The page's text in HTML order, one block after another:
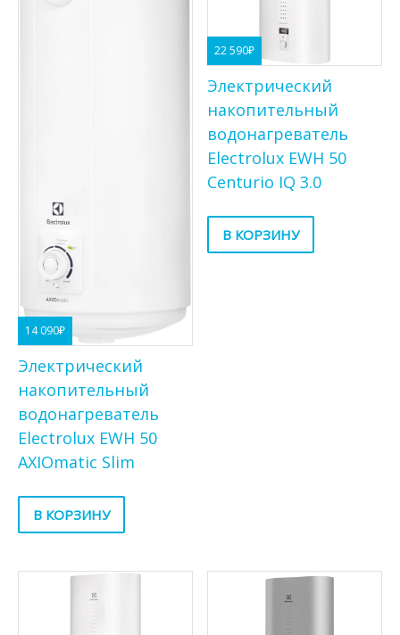
14 090₽
Электрический
накопительный
водонагреватель
Electrolux EWH 50
AXIOmatic Slim
В КОРЗИНУ
22 590₽
Электрический
накопительный
водонагреватель
Electrolux EWH 50
Centurio IQ 3.0
В КОРЗИНУ